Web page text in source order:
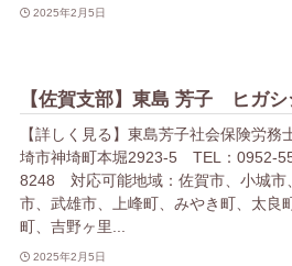
2025年2月5日
【佐賀支部】東島 芳子 ヒガシ
【詳しく見る】東島芳子社会保険労
埼市神埼町本堀2923-5 TEL：0952-
8248 対応可能地域：佐賀市、小城市
市、武雄市、上峰町、みやき町、太良
町、吉野ヶ里...
2025年2月5日